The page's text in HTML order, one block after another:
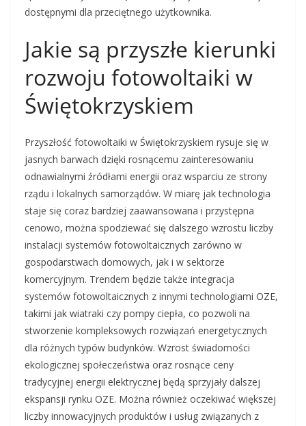
dostępnymi dla przeciętnego użytkownika.
Jakie są przyszłe kierunki
rozwoju fotowoltaiki w
Świętokrzyskiem
Przyszłość fotowoltaiki w Świętokrzyskiem rysuje się w
jasnych barwach dzięki rosnącemu zainteresowaniu
odnawialnymi źródłami energii oraz wsparciu ze strony
rządu i lokalnych samorządów. W miarę jak technologia
staje się coraz bardziej zaawansowana i przystępna
cenowo, można spodziewać się dalszego wzrostu liczby
instalacji systemów fotowoltaicznych zarówno w
gospodarstwach domowych, jak i w sektorze
komercyjnym. Trendem będzie także integracja
systemów fotowoltaicznych z innymi technologiami OZE,
takimi jak wiatraki czy pompy ciepła, co pozwoli na
stworzenie kompleksowych rozwiązań energetycznych
dla różnych typów budynków. Wzrost świadomości
ekologicznej społeczeństwa oraz rosnące ceny
tradycyjnej energii elektrycznej będą sprzyjały dalszej
ekspansji rynku OZE. Można również oczekiwać większej
liczby innowacyjnych produktów i usług związanych z